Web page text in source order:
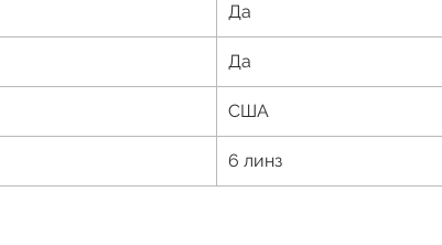
Да
Да
США
6 линз